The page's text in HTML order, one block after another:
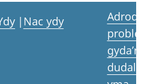
| Nac ydy
Adrodd
gyda’r